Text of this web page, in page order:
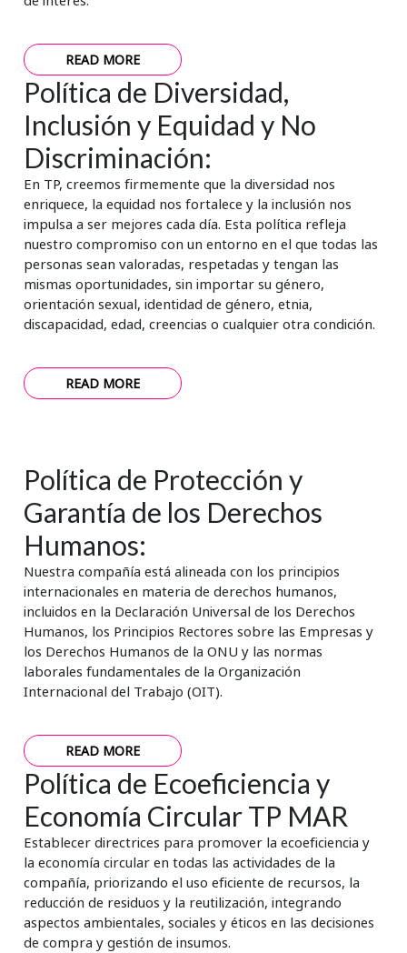
READ MORE
Política de Diversidad,
Inclusión y Equidad y No
Discriminación:
En TP, creemos firmemente que la diversidad nos
enriquece, la equidad nos fortalece y la inclusión nos
impulsa a ser mejores cada día. Esta política refleja
nuestro compromiso con un entorno en el que todas las
personas sean valoradas, respetadas y tengan las
mismas oportunidades, sin importar su género,
orientación sexual, identidad de género, etnia,
discapacidad, edad, creencias o cualquier otra condición.
READ MORE
Política de Protección y
Garantía de los Derechos
Humanos:
Nuestra compañía está alineada con los principios
internacionales en materia de derechos humanos,
incluidos en la Declaración Universal de los Derechos
Humanos, los Principios Rectores sobre las Empresas y
los Derechos Humanos de la ONU y las normas
laborales fundamentales de la Organización
Internacional del Trabajo (OIT).
READ MORE
Política de Ecoeficiencia y
Economía Circular TP MAR
Establecer directrices para promover la ecoeficiencia y
la economía circular en todas las actividades de la
compañía, priorizando el uso eficiente de recursos, la
reducción de residuos y la reutilización, integrando
aspectos ambientales, sociales y éticos en las decisiones
de compra y gestión de insumos.